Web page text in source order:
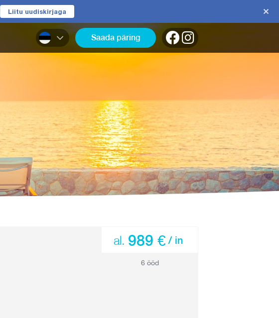
Liitu uudiskirjaga
Saada päring
al. 989 € / in
6 ööd